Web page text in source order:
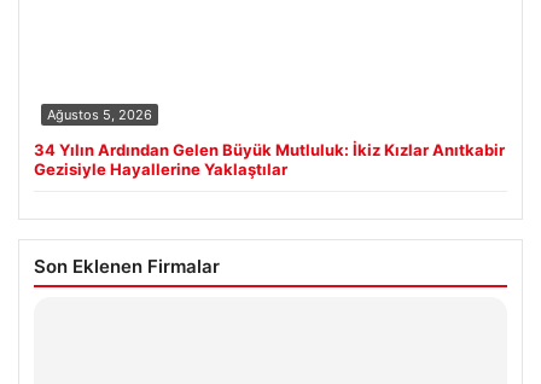
Ağustos 5, 2026
34 Yılın Ardından Gelen Büyük Mutluluk: İkiz Kızlar Anıtkabir
Gezisiyle Hayallerine Yaklaştılar
Son Eklenen Firmalar